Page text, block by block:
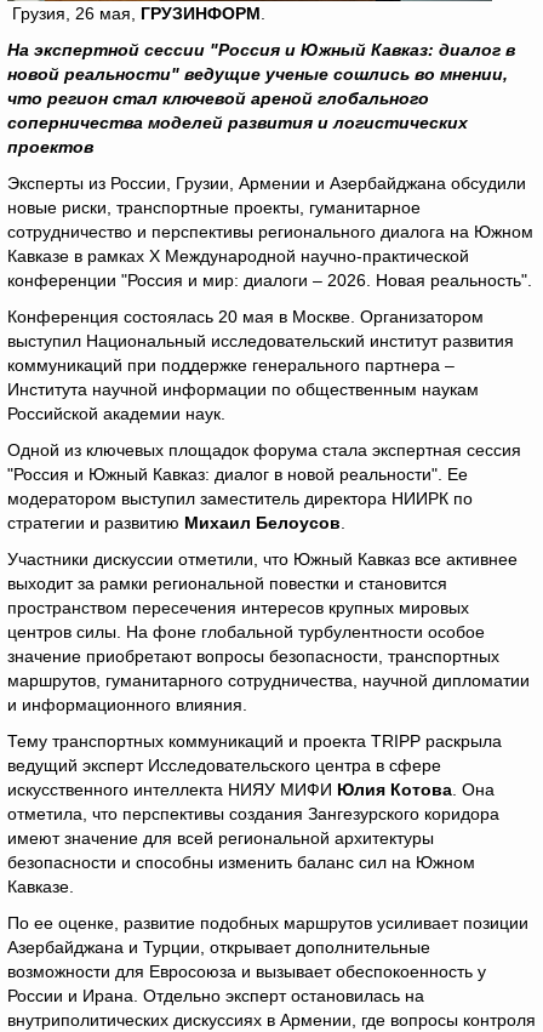
Грузия, 26 мая, ГРУЗИНФОРМ
На экспертной сессии "Россия и Южный Кавказ: диалог в
новой реальности" ведущие ученые сошлись во мнении,
что регион стал ключевой ареной глобального
соперничества моделей развития и логистических
проектов
Эксперты из России, Грузии, Армении и Азербайджана обсудили
новые риски, транспортные проекты, гуманитарное
сотрудничество и перспективы регионального диалога на Южном
Кавказе в рамках X Международной научно-практической
конференции "Россия и мир: диалоги – 2026. Новая реальность".
Конференция состоялась 20 мая в Москве. Организатором
выступил Национальный исследовательский институт развития
коммуникаций при поддержке генерального партнера –
Института научной информации по общественным наукам
Российской академии наук.
Одной из ключевых площадок форума стала экспертная сессия
"Россия и Южный Кавказ: диалог в новой реальности". Ее
модератором выступил заместитель директора НИИРК по
стратегии и развитию Михаил Белоусов
Участники дискуссии отметили, что Южный Кавказ все активнее
выходит за рамки региональной повестки и становится
пространством пересечения интересов крупных мировых
центров силы. На фоне глобальной турбулентности особое
значение приобретают вопросы безопасности, транспортных
маршрутов, гуманитарного сотрудничества, научной дипломатии
и информационного влияния.
Тему транспортных коммуникаций и проекта TRIPP раскрыла
ведущий эксперт Исследовательского центра в сфере
искусственного интеллекта НИЯУ МИФИ Юлия Котова . Она
отметила, что перспективы создания Зангезурского коридора
имеют значение для всей региональной архитектуры
безопасности и способны изменить баланс сил на Южном
Кавказе.
По ее оценке, развитие подобных маршрутов усиливает позиции
Азербайджана и Турции, открывает дополнительные
возможности для Евросоюза и вызывает обеспокоенность у
России и Ирана. Отдельно эксперт остановилась на
внутриполитических дискуссиях в Армении, где вопросы контроля